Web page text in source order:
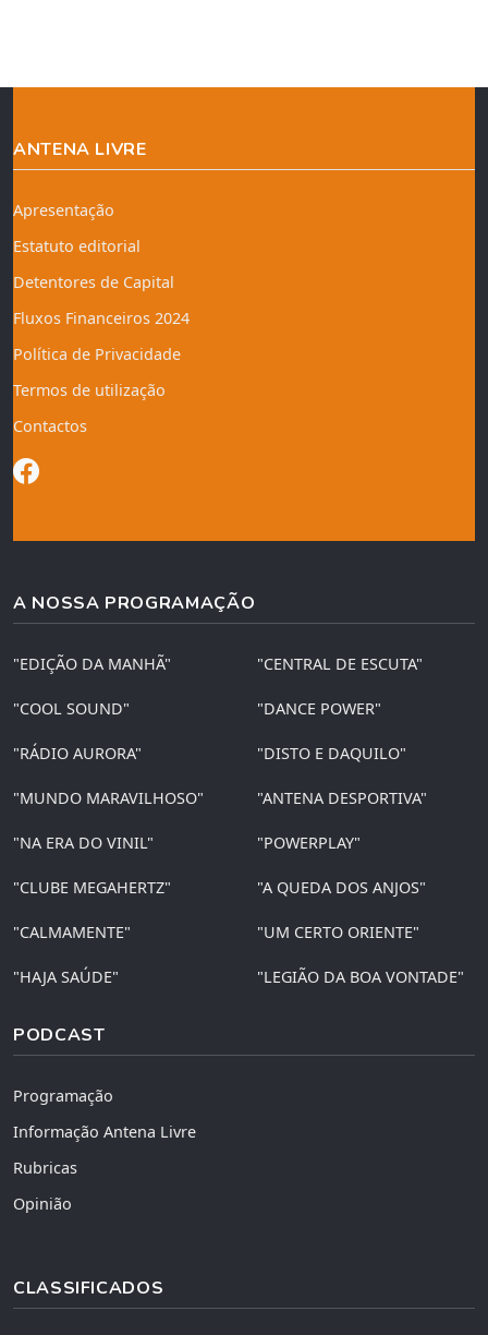
ANTENA LIVRE
Apresentação
Estatuto editorial
Detentores de Capital
Fluxos Financeiros 2024
Política de Privacidade
Termos de utilização
Contactos
A NOSSA PROGRAMAÇÃO
"EDIÇÃO DA MANHÃ" "CENTRAL DE ESCUTA"
"COOL SOUND" "DANCE POWER"
"RÁDIO AURORA" "DISTO E DAQUILO"
"MUNDO MARAVILHOSO" "ANTENA DESPORTIVA"
"NA ERA DO VINIL" "POWERPLAY"
"CLUBE MEGAHERTZ" "A QUEDA DOS ANJOS"
"CALMAMENTE" "UM CERTO ORIENTE"
"HAJA SAÚDE" "LEGIÃO DA BOA VONTADE"
PODCAST
Programação
Informação Antena Livre
Rubricas
Opinião
CLASSIFICADOS